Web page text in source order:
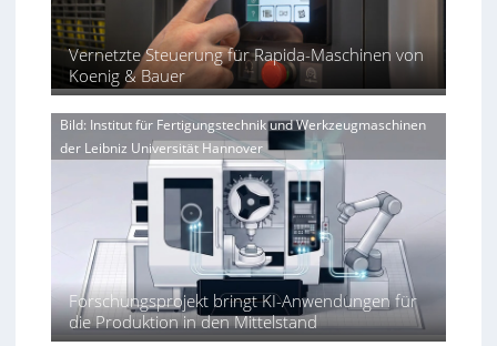
ie
r
V
o
j
a
n
i
e
n
g
e
n
r
e
d
i
e
Vernetzte Steuerung für Rapida-Maschinen von
Koenig & Bauer
Bild: Institut für Fertigungstechnik und Werkzeugmaschinen
der Leibniz Universität Hannover
Forschungsprojekt bringt KI-Anwendungen für
die Produktion in den Mittelstand